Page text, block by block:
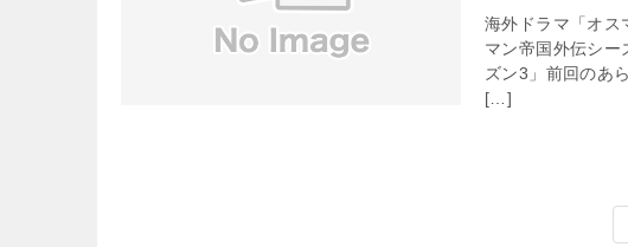
海外ドラマ「オス
マン帝国外伝シ
ズン3」前回のあ
[…]